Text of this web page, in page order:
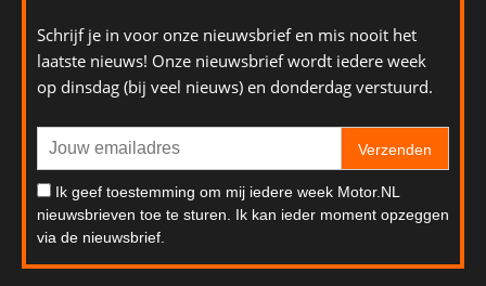
Schrijf je in voor onze nieuwsbrief en mis nooit het
laatste nieuws! Onze nieuwsbrief wordt iedere week
op dinsdag (bij veel nieuws) en donderdag verstuurd.
Verzenden
Ik geef toestemming om mij iedere week Motor.NL
nieuwsbrieven toe te sturen. Ik kan ieder moment opzeggen
via de nieuwsbrief.